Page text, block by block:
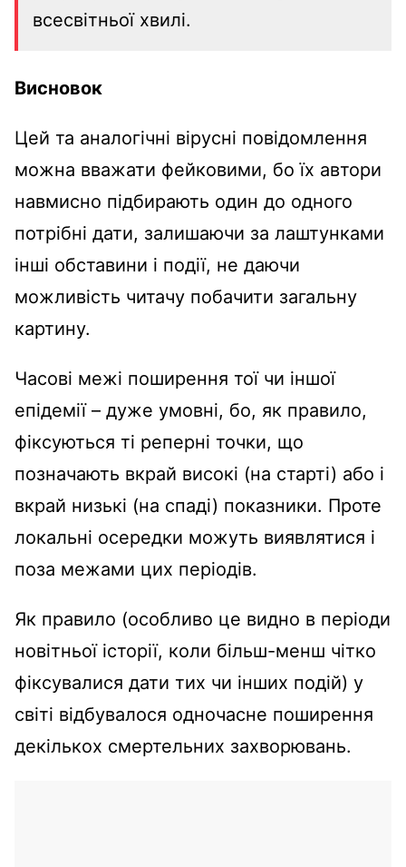
всесвітньої хвилі.
Висновок
Цей та аналогічні вірусні повідомлення
можна вважати фейковими, бо їх автори
навмисно підбирають один до одного
потрібні дати, залишаючи за лаштунками
інші обставини і події, не даючи
можливість читачу побачити загальну
картину.
Часові межі поширення тої чи іншої
епідемії – дуже умовні, бо, як правило,
фіксуються ті реперні точки, що
позначають вкрай високі (на старті) або і
вкрай низькі (на спаді) показники. Проте
локальні осередки можуть виявлятися і
поза межами цих періодів.
Як правило (особливо це видно в періоди
новітньої історії, коли більш-менш чітко
фіксувалися дати тих чи інших подій) у
світі відбувалося одночасне поширення
декількох смертельних захворювань.